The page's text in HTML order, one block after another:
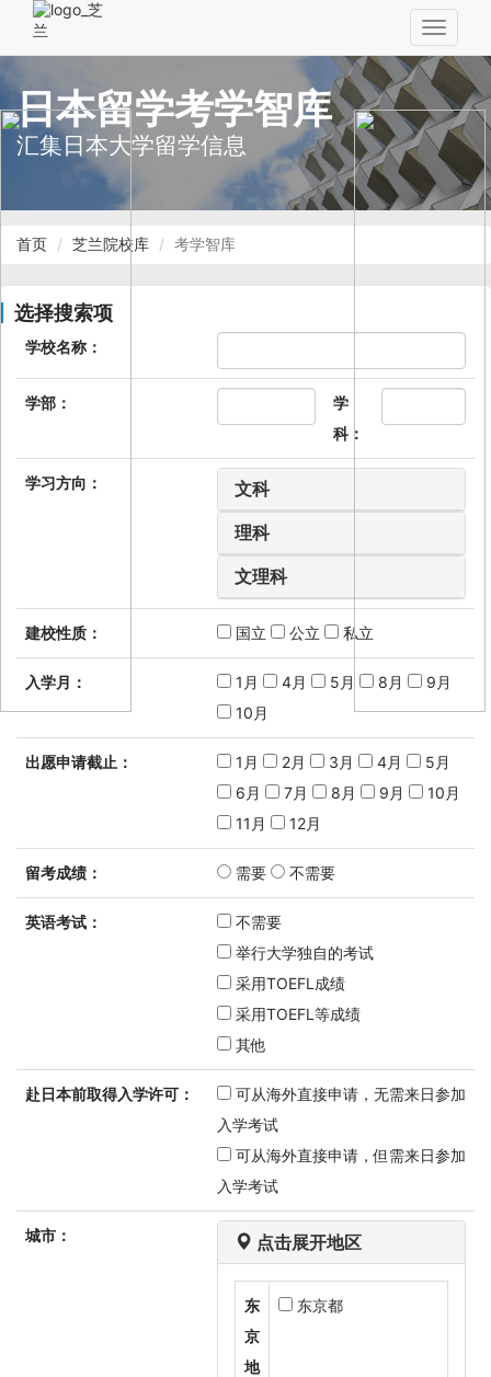
Toggle
日本留学考学智库
汇集日本大学留学信息
首页 芝兰院校库 考学智库
选择搜索项
学校名称：
学部：
学
科：
学习方向：
文科
理科
文理科
建校性质： 国立 公立 私立
入学月： 1月 4月 5月 8月
9月
10月
出愿申请截止： 1月 2月 3月 4月
5月
6月
7月 8月 9月
10月
11月
12月
留考成绩： 需要 不需要
英语考试：
不需要
举行大学独自的考试
采用TOEFL成绩
采用TOEFL等成绩
其他
赴日本前取得入学许可：
可从海外直接申请，无需来日参加
入学考试
可从海外直接申请，但需来日参加
入学考试
城市： 点击展开地区
东
京
地
东京都